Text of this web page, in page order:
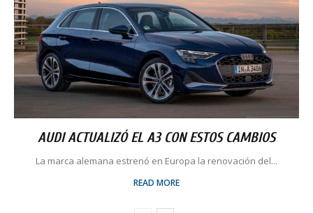
AUDI ACTUALIZÓ EL A3 CON ESTOS CAMBIOS
La marca alemana estrenó en Europa la renovación del...
READ MORE